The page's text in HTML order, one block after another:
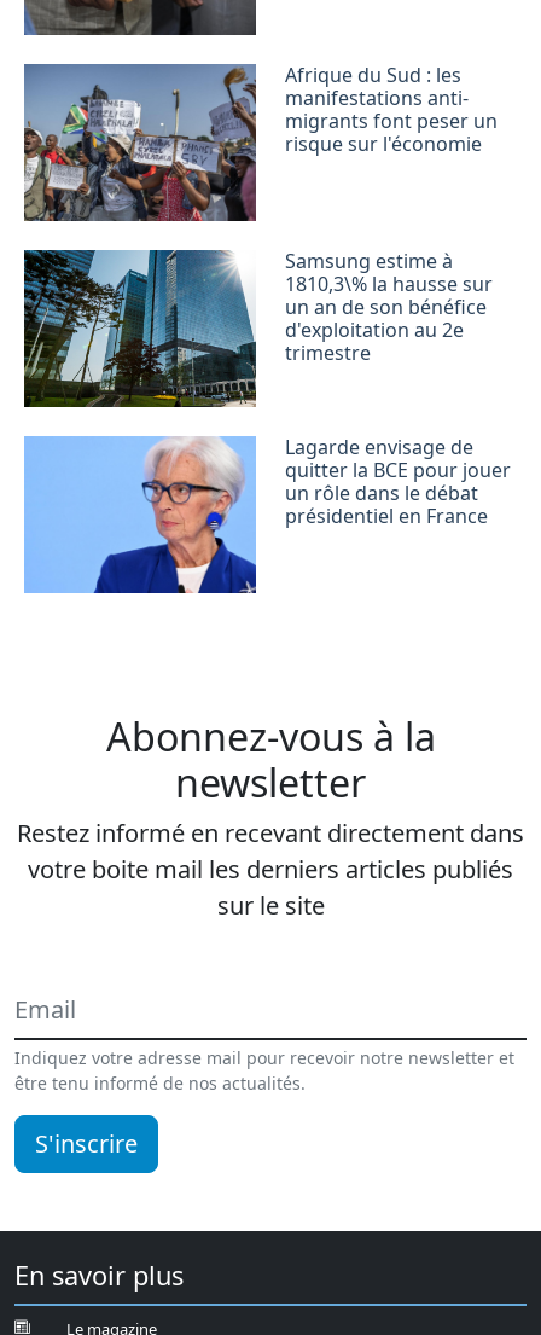
Afrique du Sud : les
manifestations anti-
migrants font peser un
risque sur l'économie
Samsung estime à
1810,3\% la hausse sur
un an de son bénéfice
d'exploitation au 2e
trimestre
Lagarde envisage de
quitter la BCE pour jouer
un rôle dans le débat
présidentiel en France
Abonnez-vous à la
newsletter
Restez informé en recevant directement dans
votre boite mail les derniers articles publiés
sur le site
Indiquez votre adresse mail pour recevoir notre newsletter et
être tenu informé de nos actualités.
S'inscrire
En savoir plus
Le magazine